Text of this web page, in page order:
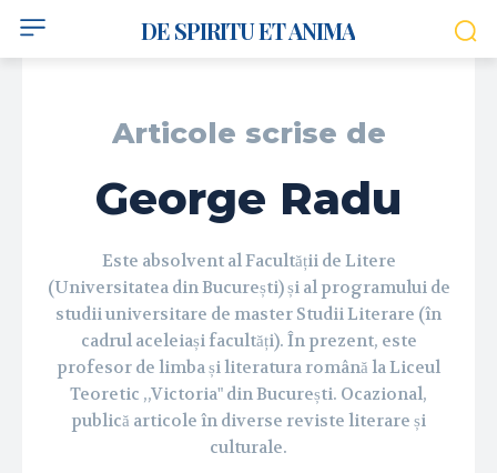
DE SPIRITU ET ANIMA
Articole scrise de
George Radu
Este absolvent al Facultății de Litere
(Universitatea din București) și al programului de
studii universitare de master Studii Literare (în
cadrul aceleiași facultăți). În prezent, este
profesor de limba și literatura română la Liceul
Teoretic ,,Victoria" din București. Ocazional,
publică articole în diverse reviste literare și
culturale.